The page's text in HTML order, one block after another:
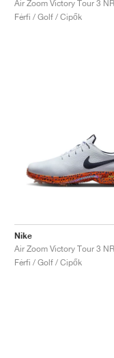
Férfi / Golf / Cipők
Nike
Férfi / Golf / Cipők